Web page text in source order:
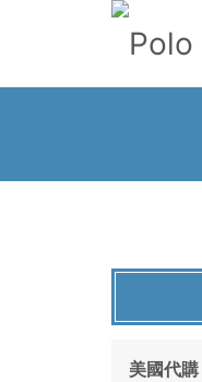
美國代購